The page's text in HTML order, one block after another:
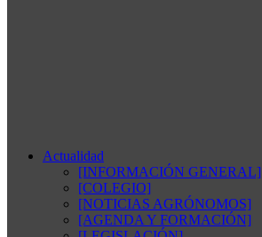
Actualidad
[INFORMACIÓN GENERAL]
[COLEGIO]
[NOTICIAS AGRÓNOMOS]
[AGENDA Y FORMACIÓN]